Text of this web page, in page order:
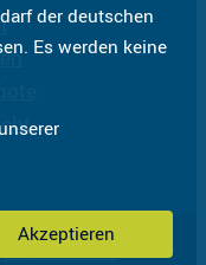
der deutschen
Es werden keine
Akzeptieren
Barrierefreiheit